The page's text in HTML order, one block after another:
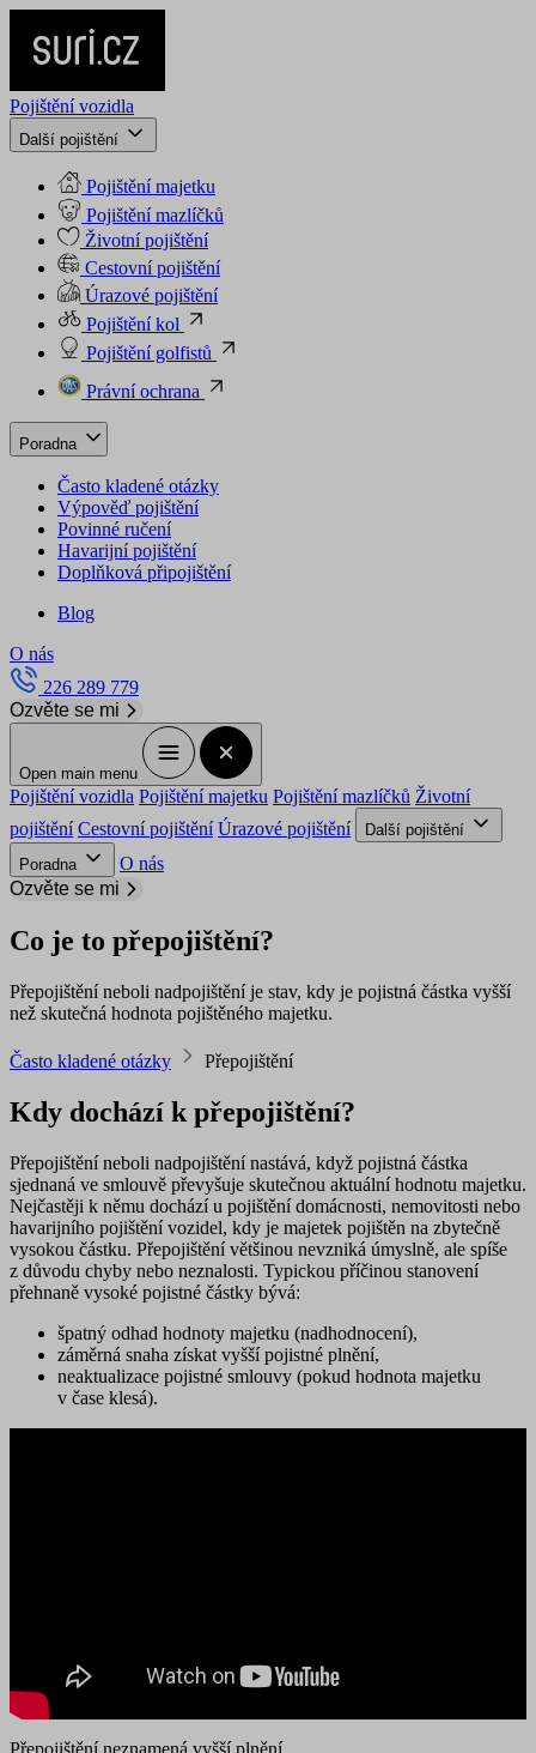
Pojištění vozidla
Další pojištění
Pojištění majetku
Pojištění mazlíčků
Životní pojištění
Cestovní pojištění
Úrazové pojištění
Pojištění kol
Pojištění golfistů
Právní ochrana
Poradna
Často kladené otázky
Výpověď pojištění
Povinné ručení
Havarijní pojištění
Doplňková připojištění
Blog
O nás
226 289 779
Ozvěte se mi
Open main menu
Pojištění vozidla Pojištění majetku Pojištění mazlíčků Životní
pojištění Cestovní pojištění Úrazové pojištění
Další pojištění
Poradna
O nás
Ozvěte se mi
Co je to přepojištění?
Přepojištění neboli nadpojištění je stav, kdy je pojistná částka vyšší
než skutečná hodnota pojištěného majetku.
Často kladené otázky Přepojištění
Kdy dochází k přepojištění?
Přepojištění neboli nadpojištěnínastává, když pojistná částka
sjednaná ve smlouvě převyšuje skutečnou aktuální hodnotu majetku.
Nejčastěji k němu dochází u pojištění domácnosti, nemovitosti nebo
havarijního pojištění vozidel, kdy je majetek pojištěn na zbytečně
vysokou částku. Přepojištění většinou nevzniká úmyslně, ale spíše
z důvodu chyby nebo neznalosti. Typickou příčinou stanovení
přehnaně vysoké pojistné částky bývá:
špatný odhad hodnoty majetku (nadhodnocení),
záměrná snaha získat vyšší pojistné plnění,
neaktualizace pojistné smlouvy (pokud hodnota majetku
v čase klesá).
Přepojištění neznamená vyšší plnění